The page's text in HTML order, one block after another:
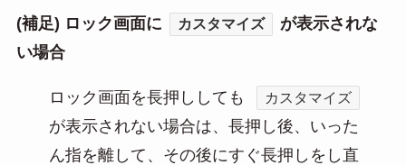
(補足) ロック画面に カスタマイズ
が表示されな
い場合
ロック画面を長押ししても カスタマイズ
が表示されない場合は、長押し後、いった
ん指を離して、その後にすぐ長押しをし直